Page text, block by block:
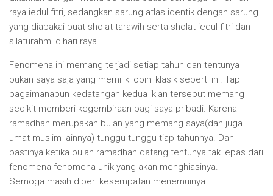
raya iedul fitri, sedangkan sarung atlas identik dengan sarung
yang diapakai buat sholat tarawih serta sholat iedul fitri dan
silaturahmi dihari raya.
Fenomena ini memang terjadi setiap tahun dan tentunya
bukan saya saja yang memiliki opini klasik seperti ini. Tapi
bagaimanapun kedatangan kedua iklan tersebut memang
sedikit memberi kegembiraan bagi saya pribadi. Karena
ramadhan merupakan bulan yang memang saya(dan juga
umat muslim lainnya) tunggu-tunggu tiap tahunnya. Dan
pastinya ketika bulan ramadhan datang tentunya tak lepas dari
fenomena-fenomena unik yang akan menghiasinya.
Semoga masih diberi kesempatan menemuinya.